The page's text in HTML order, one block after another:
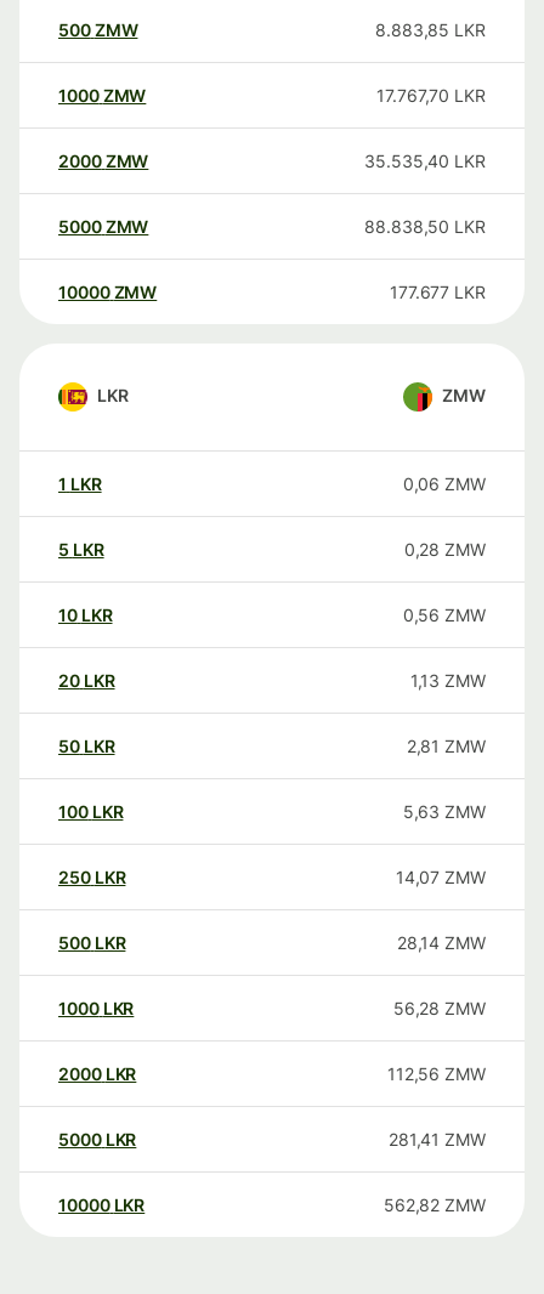
500ZMW 8.883,85 LKR
1000ZMW 17.767,70 LKR
2000ZMW 35.535,40 LKR
5000ZMW 88.838,50 LKR
10000 ZMW 177.677 LKR
LKR ZMW
1 LKR 0,06 ZMW
5 LKR 0,28 ZMW
10 LKR 0,56 ZMW
20 LKR 1,13 ZMW
50 LKR 2,81 ZMW
100 LKR 5,63 ZMW
250 LKR 14,07 ZMW
500 LKR 28,14 ZMW
1000 LKR 56,28 ZMW
2000 LKR 112,56 ZMW
5000 LKR 281,41 ZMW
10000 LKR 562,82 ZMW